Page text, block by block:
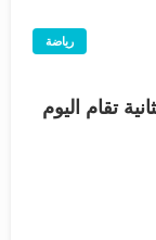
رياضة
تقام اليوم